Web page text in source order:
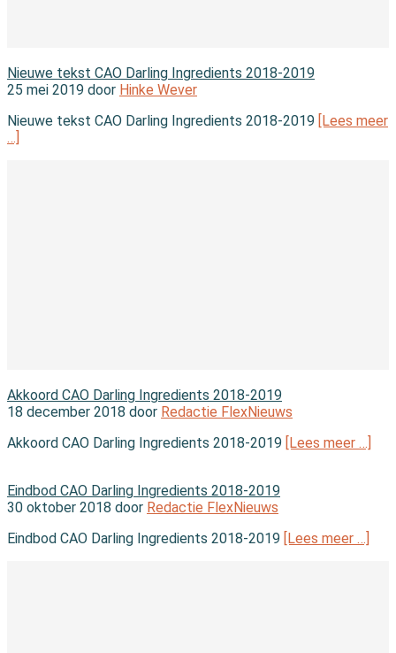
Nieuwe tekst CAO Darling Ingredients 2018-2019
25 mei 2019 door Hinke Wever
Nieuwe tekst CAO Darling Ingredients 2018-2019 [Lees meer
…]
Akkoord CAO Darling Ingredients 2018-2019
18 december 2018 door Redactie FlexNieuws
Akkoord CAO Darling Ingredients 2018-2019 [Lees meer …]
Eindbod CAO Darling Ingredients 2018-2019
30 oktober 2018 door Redactie FlexNieuws
Eindbod CAO Darling Ingredients 2018-2019 [Lees meer …]